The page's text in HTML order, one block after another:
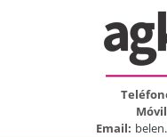
Email: